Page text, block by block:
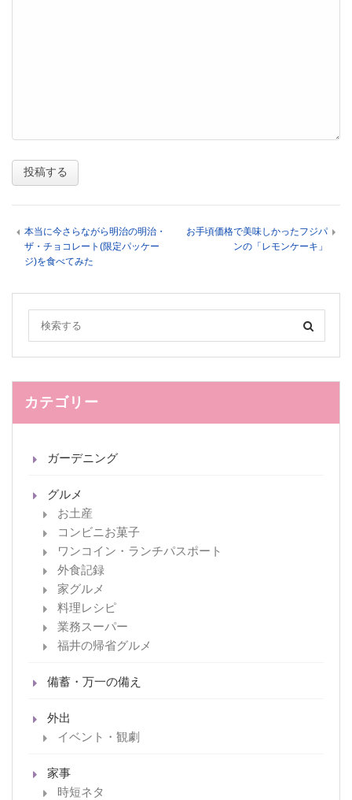
本当に今さらながら明治の明治・
ザ・チョコレート(限定パッケー
ジ)を食べてみた
お手頃価格で美味しかったフジパ
ンの「レモンケーキ」
カテゴリー
ガーデニング
グルメ
お土産
コンビニお菓子
ワンコイン・ランチパスポート
外食記録
家グルメ
料理レシピ
業務スーパー
福井の帰省グルメ
備蓄・万一の備え
外出
イベント・観劇
家事
時短ネタ